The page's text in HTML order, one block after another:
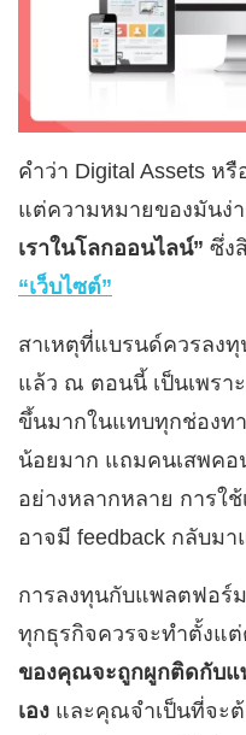
คำว่า Digital Assets ห
แต่ความหมายของมันง่
เราในโลกออนไลน์” ซึ่ง
“เว็บไซต์”
สาเหตุที่แบรนด์ควรลง
แล้ว ณ ตอนนี้ เป็นเพรา
ขึ้นมากในแทบทุกช่องท
น้อยมาก แถมคนเสพคอ
อย่างหลากหลาย การใ
อาจมี feedback กลับม
การลงทุนกับแพลตฟอร์ม
ทุกธุรกิจควรจะทำตั้งแ
ของคุณจะถูกผูกติดกับ
เอง และคุณจำเป็นที่จะต้